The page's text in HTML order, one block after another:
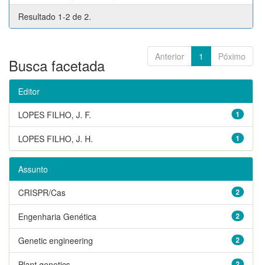
Resultado 1-2 de 2.
Anterior 1 Póximo
Busca facetada
Editor
1
LOPES FILHO, J. F.
1
LOPES FILHO, J. H.
Assunto
2
CRISPR/Cas
2
Engenharia Genética
2
Genetic engineering